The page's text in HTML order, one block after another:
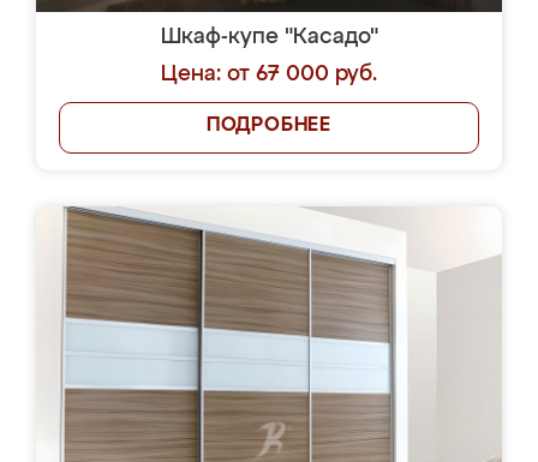
Шкаф-купе "Касадо"
Цена: от 67 000 руб.
ПОДРОБНЕЕ